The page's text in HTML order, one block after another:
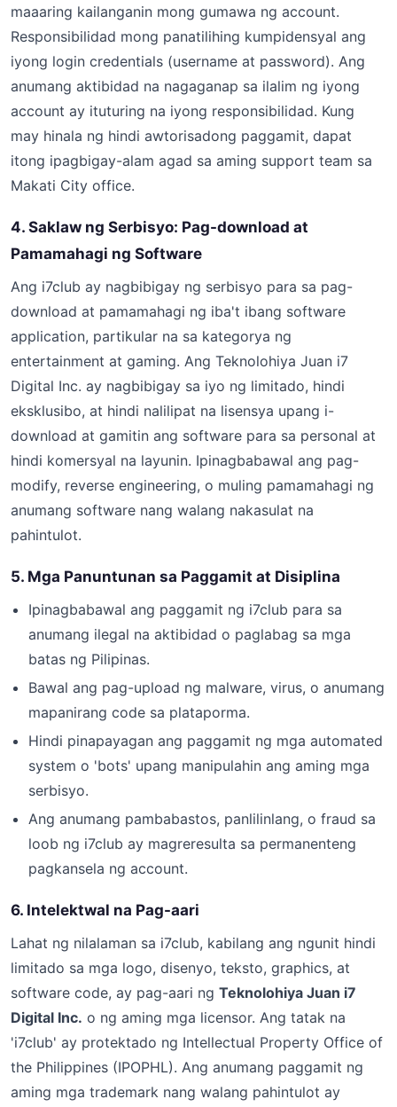
maaaring kailanganin mong gumawa ng account.
Responsibilidad mong panatilihing kumpidensyal ang
iyong login credentials (username at password). Ang
anumang aktibidad na nagaganap sa ilalim ng iyong
account ay ituturing na iyong responsibilidad. Kung
may hinala ng hindi awtorisadong paggamit, dapat
itong ipagbigay-alam agad sa aming support team sa
Makati City office.
4. Saklaw ng Serbisyo: Pag-download at
Pamamahagi ng Software
Ang i7club ay nagbibigay ng serbisyo para sa pag-
download at pamamahagi ng iba't ibang software
application, partikular na sa kategorya ng
entertainment at gaming. Ang Teknolohiya Juan i7
Digital Inc. ay nagbibigay sa iyo ng limitado, hindi
eksklusibo, at hindi nalilipat na lisensya upang i-
download at gamitin ang software para sa personal at
hindi komersyal na layunin. Ipinagbabawal ang pag-
modify, reverse engineering, o muling pamamahagi ng
anumang software nang walang nakasulat na
pahintulot.
5. Mga Panuntunan sa Paggamit at Disiplina
Ipinagbabawal ang paggamit ng i7club para sa
anumang ilegal na aktibidad o paglabag sa mga
batas ng Pilipinas.
Bawal ang pag-upload ng malware, virus, o anumang
mapanirang code sa plataporma.
Hindi pinapayagan ang paggamit ng mga automated
system o 'bots' upang manipulahin ang aming mga
serbisyo.
Ang anumang pambabastos, panlilinlang, o fraud sa
loob ng i7club ay magreresulta sa permanenteng
pagkansela ng account.
6. Intelektwal na Pag-aari
Lahat ng nilalaman sa i7club, kabilang ang ngunit hindi
limitado sa mga logo, disenyo, teksto, graphics, at
software code, ay pag-aari ng Teknolohiya Juan i7
Digital Inc. o ng aming mga licensor. Ang tatak na
'i7club' ay protektado ng Intellectual Property Office of
the Philippines (IPOPHL). Ang anumang paggamit ng
aming mga trademark nang walang pahintulot ay